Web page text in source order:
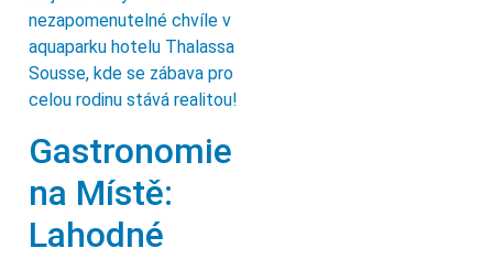
nezapomenutelné chvíle v
aquaparku hotelu Thalassa
Sousse, kde se zábava pro
celou rodinu stává realitou!
Gastronomie
na Místě:
Lahodné